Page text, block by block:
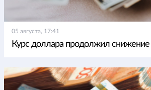
05 августа, 17:41
Курс доллара продолжил снижение